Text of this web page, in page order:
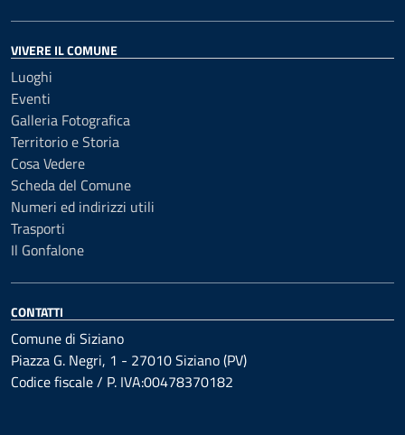
VIVERE IL COMUNE
Luoghi
Eventi
Galleria Fotografica
Territorio e Storia
Cosa Vedere
Scheda del Comune
Numeri ed indirizzi utili
Trasporti
Il Gonfalone
CONTATTI
Comune di Siziano
Piazza G. Negri, 1 - 27010 Siziano (PV)
Codice fiscale / P. IVA:00478370182